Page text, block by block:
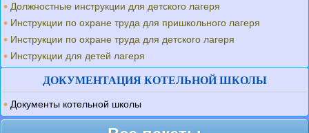
Должностные инструкции для детского лагеря
Инструкции по охране труда для пришкольного лагеря
Инструкции по охране труда для детского лагеря
Инструкции для детей лагеря
ДОКУМЕНТАЦИЯ КОТЕЛЬНОЙ ШКОЛЫ
Документы котельной школы